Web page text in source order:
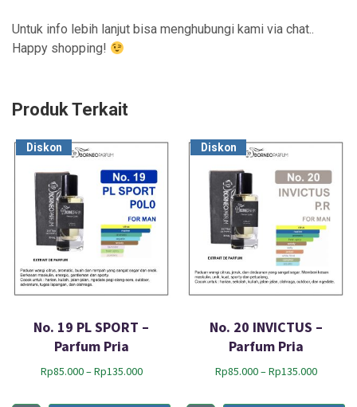
Untuk info lebih lanjut bisa menghubungi kami via chat..
Happy shopping!
Produk Terkait
Diskon
No. 19 PL SPORT –
Parfum Pria
Rp85.000–Rp135.000
Diskon
No. 20 INVICTUS –
Parfum Pria
Rp85.000–Rp135.000